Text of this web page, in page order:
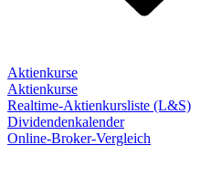
Aktienkurse
Aktienkurse
Realtime-Aktienkursliste (L&S)
Dividendenkalender
Online-Broker-Vergleich